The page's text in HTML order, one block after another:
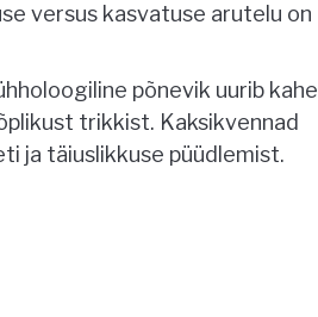
versus kasvatuse arutelu on
põnevik uurib kahe
trikkist. Kaksikvennad
ja täiuslikkuse püüdlemist.